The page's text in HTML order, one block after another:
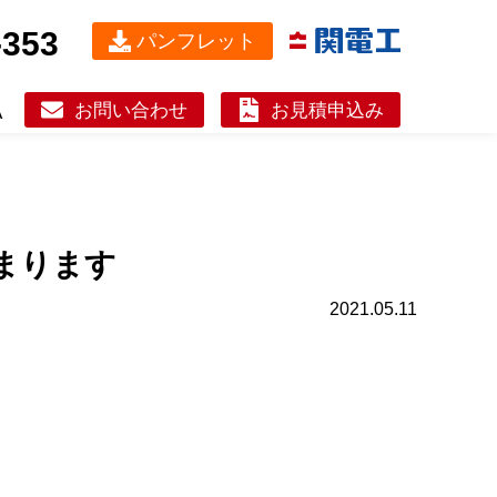
パンフレット
お問い合わせ お見積申込み
ります
2021.05.11